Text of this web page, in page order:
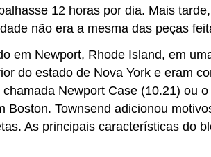
12 horas por dia. Mais
não era a mesma das peças
em Newport, Rhode Island, em
do estado de Nova York e eram
Newport Case (10.21) ou
Townsend adicionou
As principais características do